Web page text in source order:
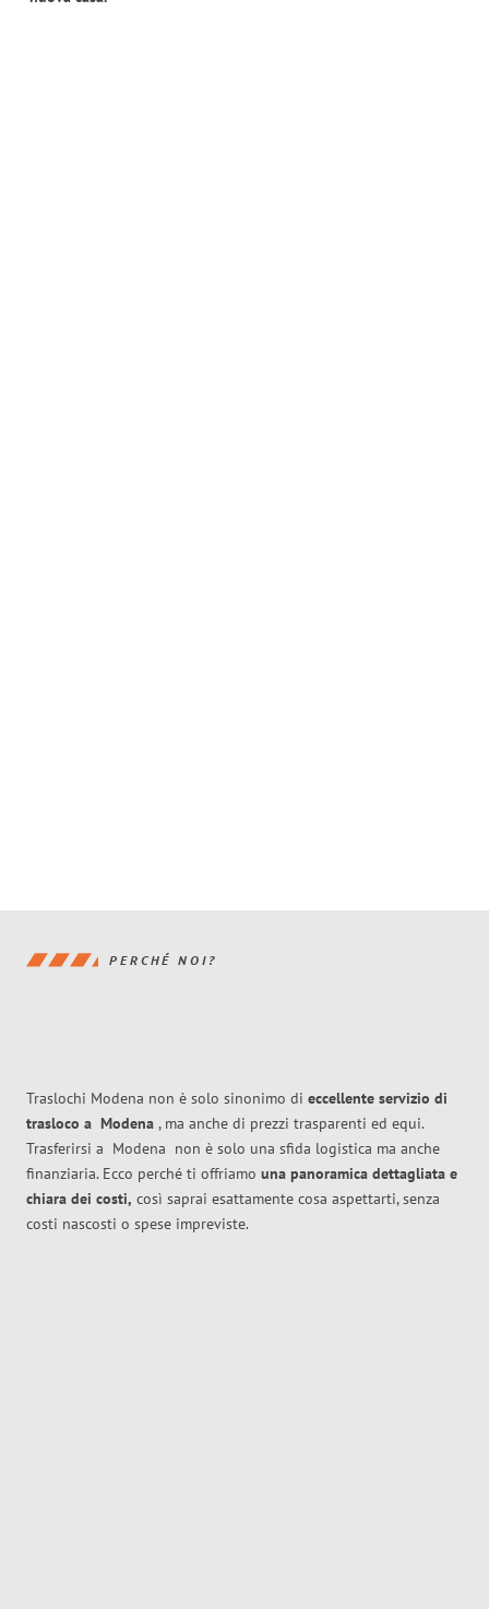
PERCHÉ NOI?
Traslochi Modena non è solo sinonimo di eccellente servizio di
trasloco a Modena , ma anche di prezzi trasparenti ed equi.
Trasferirsi a Modena non è solo una sfida logistica ma anche
finanziaria. Ecco perché ti offriamo una panoramica dettagliata e
chiara dei costi, così saprai esattamente cosa aspettarti, senza
costi nascosti o spese impreviste.